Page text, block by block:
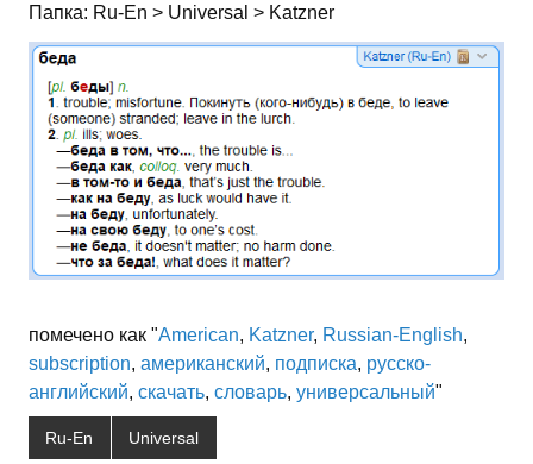
Папка: Ru-En > Universal > Katzner
помечено как "American, Katzner, Russian-English,
subscription, американский, подписка, русско-
английский, скачать, словарь, универсальный"
Ru-En Universal